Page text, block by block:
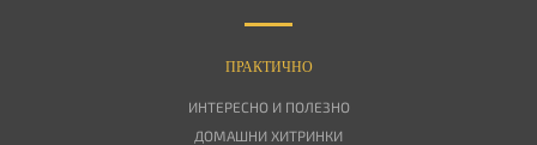
ПРАКТИЧНО
ИНТЕРЕСНО И ПОЛЕЗНО
ДОМАШНИ ХИТРИНКИ